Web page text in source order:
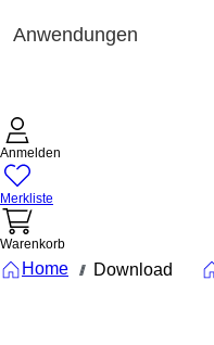
Anwendungen
Anmelden
Merkliste
Warenkorb
Home /// Download